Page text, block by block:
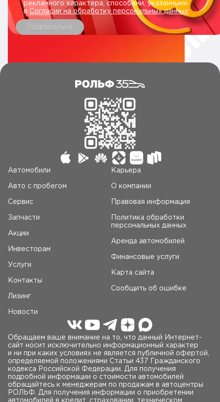
рекламного характера, способами, указанными
в Согласии на обработку персональных данных
Подписаться
Автомобили
Авто c пробегом
Сервис
Запчасти
Акции
Инвесторам
Услуги
Контакты
Лизинг
Новости
Карьера
О компании
Правовая информация
Политика обработки
персональных данных
Аренда автомобилей
Финансовые услуги
Карта сайта
Сообщить об ошибке
Обращаем ваше внимание на то, что данный Интернет-
сайт носит исключительно информационный характер
и ни при каких условиях не является публичной офертой,
определяемой положениями Статьи 437 Гражданского
кодекса Российской Федерации. Для получения
подробной информации о стоимости автомобилей
обращайтесь к менеджерам по продажам в автоцентры
РОЛЬФ. Для получения информации о приобретении
автомобилей в кредит, страховании, техническом